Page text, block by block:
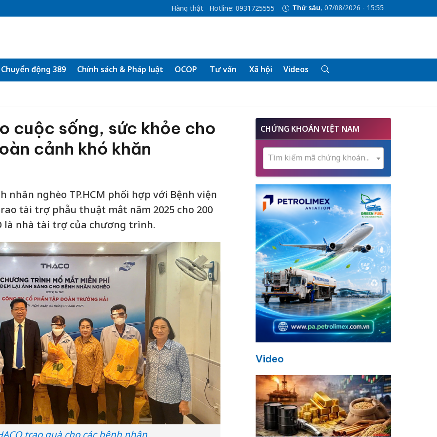
Hàng thật Hotline: 0931725555 Thứ sáu, 07/08/2026 - 15:55
Chuyển động 389 Chính sách & Pháp luật OCOP Tư vấn Xã hội Videos
cuộc sống, sức khỏe cho
cảnh khó khăn
nhân nghèo TP.HCM phối hợp với Bệnh viện
tài trợ phẫu thuật mắt năm 2025 cho 200
là nhà tài trợ của chương trình.
CHỨNG KHOÁN VIỆT NAM
Tìm kiếm mã chứng khoán...
Video